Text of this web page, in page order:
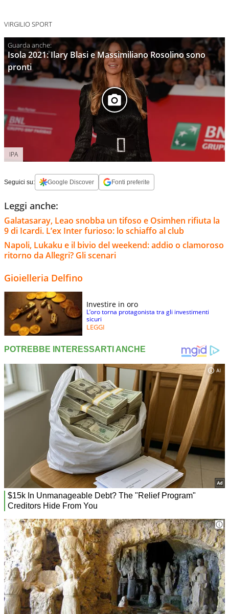
VIRGILIO SPORT
Isola 2021: Ilary Blasi e Massimiliano Rosolino sono
pronti
IPA
Seguici su: Google Discover Fonti preferite
Leggi anche:
Galatasaray, Leao snobba un tifoso e Osimhen rifiuta la
9 di Icardi. L’ex Inter furioso: lo schiaffo al club
Napoli, Lukaku e il bivio del weekend: addio o clamoroso
ritorno da Allegri? Gli scenari
Gioielleria Delfino
Investire in oro
L’oro torna protagonista tra gli investimenti
sicuri
LEGGI